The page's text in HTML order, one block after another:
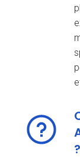
?